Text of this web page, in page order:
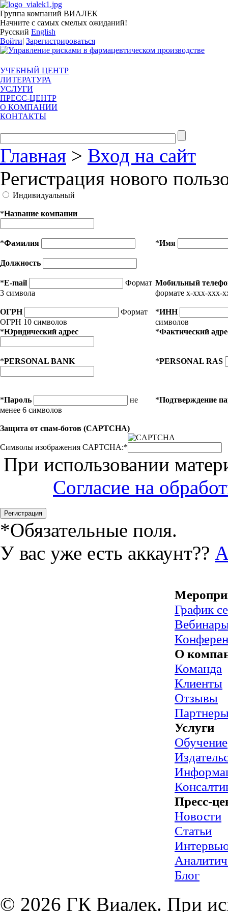
Группа компаний ВИАЛЕК
Начните с самых смелых ожиданий!
Русский English
Войти| Зарегистрироваться
УЧЕБНЫЙ ЦЕНТР
ЛИТЕРАТУРА
УСЛУГИ
ПРЕСС-ЦЕНТР
О КОМПАНИИ
КОНТАКТЫ
Главная > Вход на сайт
Регистрация нового
Индивидуальный
*Название компании
*Фамилия *Имя
Должность
*E-mail
Формат
3 символа
Мобильный
формате x-xxx-xxx-
ОГРН
Формат
ОГРН 10 символов
*ИНН
символов
*Юридический адрес *Фактический
*PERSONAL BANK *PERSONAL RAS
*Пароль
не
менее 6 символов
*Подтверждение
Защита от спам-ботов (CAPTCHA)
Символы изображения CAPTCHA:*
При использовании
Согласие на
*Обязательные поля.
У вас уже есть аккаунт??
График
О
Команда
Клиенты
Отзывы
Услуги
Обучение
Пресс-
Новости
Статьи
Блог
© 2026 ГК Виалек. При